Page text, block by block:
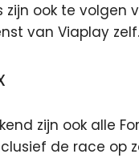
zijn ook te volgen
van Viaplay zelf.
zijn ook alle
de race op